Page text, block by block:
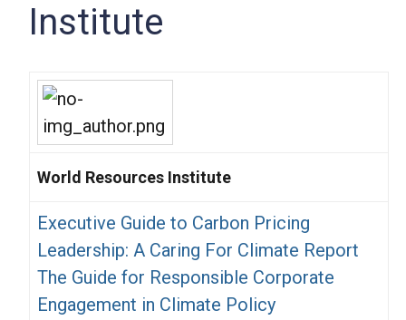
Institute
World Resources Institute
Executive Guide to Carbon Pricing
Leadership: A Caring For Climate Report
The Guide for Responsible Corporate
Engagement in Climate Policy